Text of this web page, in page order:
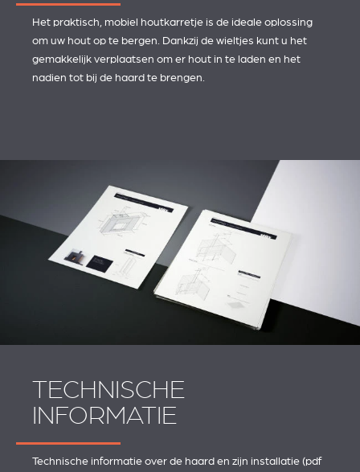
Het praktisch, mobiel houtkarretje is de ideale oplossing
om uw hout op te bergen. Dankzij de wieltjes kunt u het
gemakkelijk verplaatsen om er hout in te laden en het
nadien tot bij de haard te brengen.
TECHNISCHE
INFORMATIE
Technische informatie over de haard en zijn installatie (pdf